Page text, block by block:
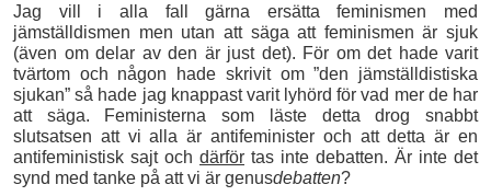
Jag vill i alla fall gärna ersätta feminismen med
jämställdismen men utan att säga att feminismen är sjuk
(även om delar av den är just det). För om det hade varit
tvärtom och någon hade skrivit om ”den jämställdistiska
sjukan” så hade jag knappast varit lyhörd för vad mer de har
att säga. Feministerna som läste detta drog snabbt
slutsatsen att vi alla är antifeminister och att detta är en
antifeministisk sajt och därför tas inte debatten. Är inte det
synd med tanke på att vi är genusdebatten?